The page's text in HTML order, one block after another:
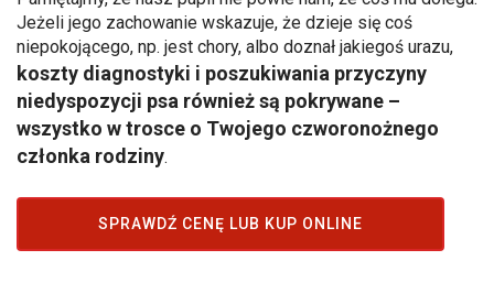
Jeżeli jego zachowanie wskazuje, że dzieje się coś
niepokojącego, np. jest chory, albo doznał jakiegoś urazu,
koszty diagnostyki i poszukiwania przyczyny
niedyspozycji psa również są pokrywane –
wszystko w trosce o Twojego czworonożnego
członka rodziny.
SPRAWDŹ CENĘ LUB KUP ONLINE